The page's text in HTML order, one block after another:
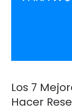
Los 7
Hacer